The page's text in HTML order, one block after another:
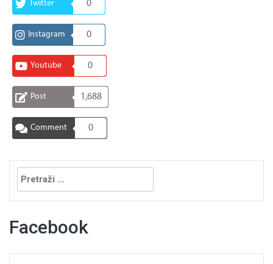
Twitter 0
Instagram 0
Youtube 0
Post 1,688
Comment 0
Pretraga:
Facebook